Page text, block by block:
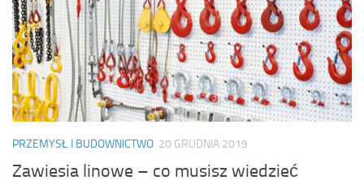
PRZEMYSŁ I BUDOWNICTWO 20 GRUDNIA 2019
Zawiesia linowe – co musisz wiedzieć